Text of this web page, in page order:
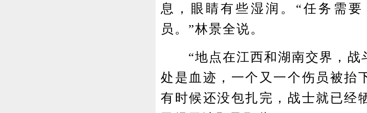
息，眼睛有些湿润。“任务需
员。”林景全说。
“地点在江西和湖南交界，战
处是血迹，一个又一个伤员被抬
有时候还没包扎完，战士就已经